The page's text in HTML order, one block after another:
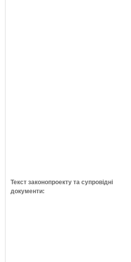
Текст законопроекту та супровідні
документи: